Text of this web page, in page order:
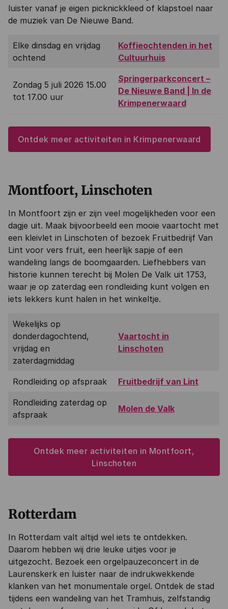
luister vanaf je eigen picknickkleed of klapstoel naar
de muziek van De Nieuwe Band.
Elke dinsdag en vrijdag
ochtend
Koffieochtenden in het
Cultuurhuis
Zondag 5 juli 2026 15.00
tot 17.00 uur
Springerparkconcert –
De Nieuwe Band | In de
Krimpenerwaard
Ontdek meer activiteiten in Krimpenerwaard
Montfoort, Linschoten
In Montfoort zijn er zijn veel mogelijkheden voor een
dagje uit. Maak bijvoorbeeld een mooie vaartocht met
een kleivlet in Linschoten of bezoek Fruitbedrijf Van
Lint voor vers fruit, een heerlijk sapje of een
wandeling langs de boomgaarden. Liefhebbers van
historie kunnen terecht bij Molen De Valk uit 1753,
waar je op zaterdag een rondleiding kunt volgen en
iets lekkers kunt halen in het winkeltje.
Wekelijks op
donderdagochtend,
vrijdag en
zaterdagmiddag
Vaartocht in
Linschoten
Rondleiding op afspraak Fruitbedrijf van Lint
Rondleiding zaterdag op
afspraak
Molen de Valk
Ontdek meer activiteiten in Montfoort,
Linschoten
Rotterdam
In Rotterdam valt altijd wel iets te ontdekken.
Daarom hebben wij drie leuke uitjes voor je
uitgezocht. Bezoek een orgelpauzeconcert in de
Laurenskerk en luister naar de indrukwekkende
klanken van het monumentale orgel. Ontdek de stad
tijdens een wandeling van het Tramhuis, zelfstandig